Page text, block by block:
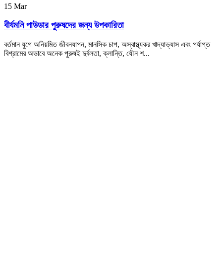
15 Mar
বীর্যমনি পাউডার পুরুষদের জন্য উপকারিতা
বর্তমান যুগে অনিয়মিত জীবনযাপন, মানসিক চাপ, অস্বাস্থ্যকর খাদ্যাভ্যাস এবং পর্যাপ্ত
বিশ্রামের অভাবে অনেক পুরুষই দুর্বলতা, ক্লান্তি, যৌন শ...